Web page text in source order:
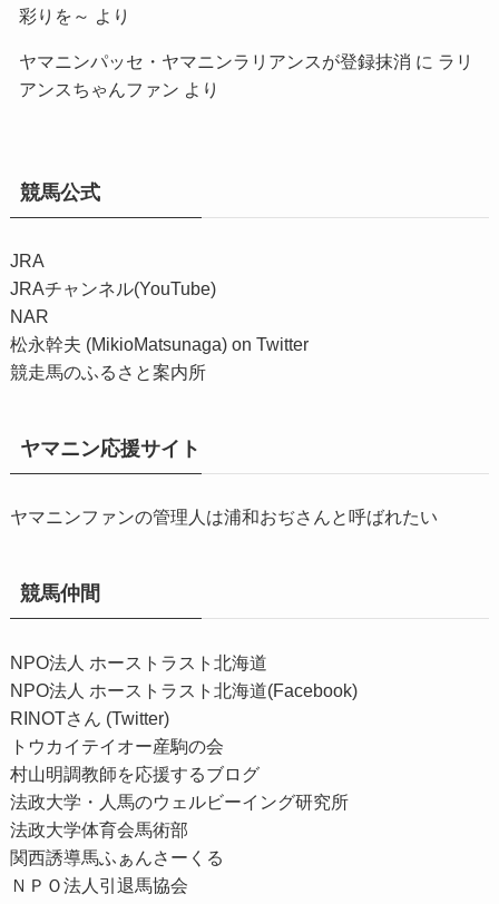
彩りを～ より
ヤマニンパッセ・ヤマニンラリアンスが登録抹消 に ラリ
アンスちゃんファン より
競馬公式
JRA
JRAチャンネル(YouTube)
NAR
松永幹夫 (MikioMatsunaga) on Twitter
競走馬のふるさと案内所
ヤマニン応援サイト
ヤマニンファンの管理人は浦和おぢさんと呼ばれたい
競馬仲間
NPO法人 ホーストラスト北海道
NPO法人 ホーストラスト北海道(Facebook)
RINOTさん (Twitter)
トウカイテイオー産駒の会
村山明調教師を応援するブログ
法政大学・人馬のウェルビーイング研究所
法政大学体育会馬術部
関西誘導馬ふぁんさーくる
ＮＰＯ法人引退馬協会